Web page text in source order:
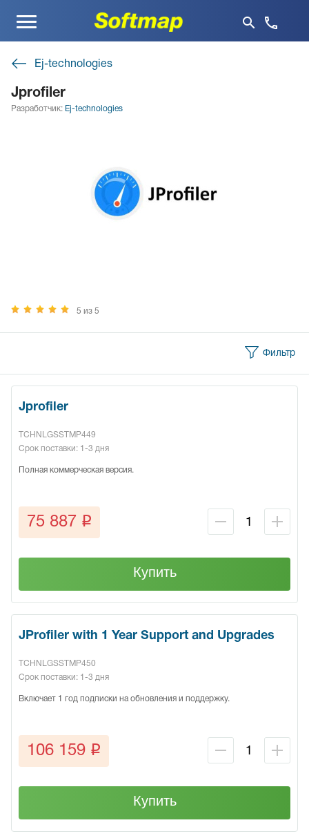
Меню
Ej-technologies
Jprofiler
Разработчик: Ej-technologies
5 из 5
Фильтр
Jprofiler
TCHNLGSSTMP449
Срок поставки: 1-3 дня
Полная коммерческая версия.
75 887 q
Купить
JProfiler with 1 Year Support and Upgrades
TCHNLGSSTMP450
Срок поставки: 1-3 дня
Включает 1 год подписки на обновления и поддержку.
106 159 q
Купить